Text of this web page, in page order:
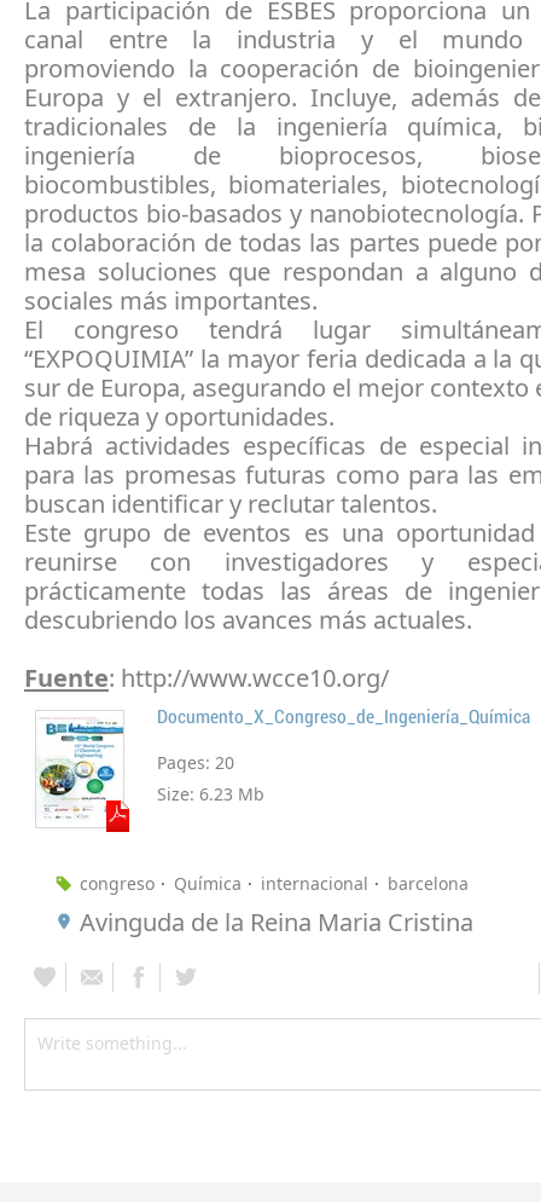
La participación de ESBES proporciona
canal entre la industria y el mundo
promoviendo la cooperación de
Europa y el extranjero. Incluye, además
tradicionales de la ingeniería química,
ingeniería de bioprocesos,
biocombustibles, biomateriales,
productos bio-basados y nanobiotecnología.
la colaboración de todas las partes puede
mesa soluciones que respondan a alguno
sociales más importantes.
El congreso tendrá lugar
“EXPOQUIMIA” la mayor feria dedicada a la
sur de Europa, asegurando el mejor contexto
de riqueza y oportunidades.
Habrá actividades específicas de especial
para las promesas futuras como para las
buscan identificar y reclutar talentos.
Este grupo de eventos es una
reunirse con investigadores y
prácticamente todas las áreas de
descubriendo los avances más actuales.
Fuente: http://www.wcce10.org/
Documento_X_Congreso_de_Ingeniería_Química
Pages: 20
Size: 6.23 Mb
congreso Química internacional barcelona
Avinguda de la Reina Maria Cristina